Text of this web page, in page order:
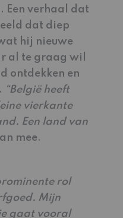
Een verhaal dat
dat diep
hij nieuwe
al te graag wil
ontdekken en
“België heeft
vierkante
Een land van
mee.
rol
Mijn
gaat vooral